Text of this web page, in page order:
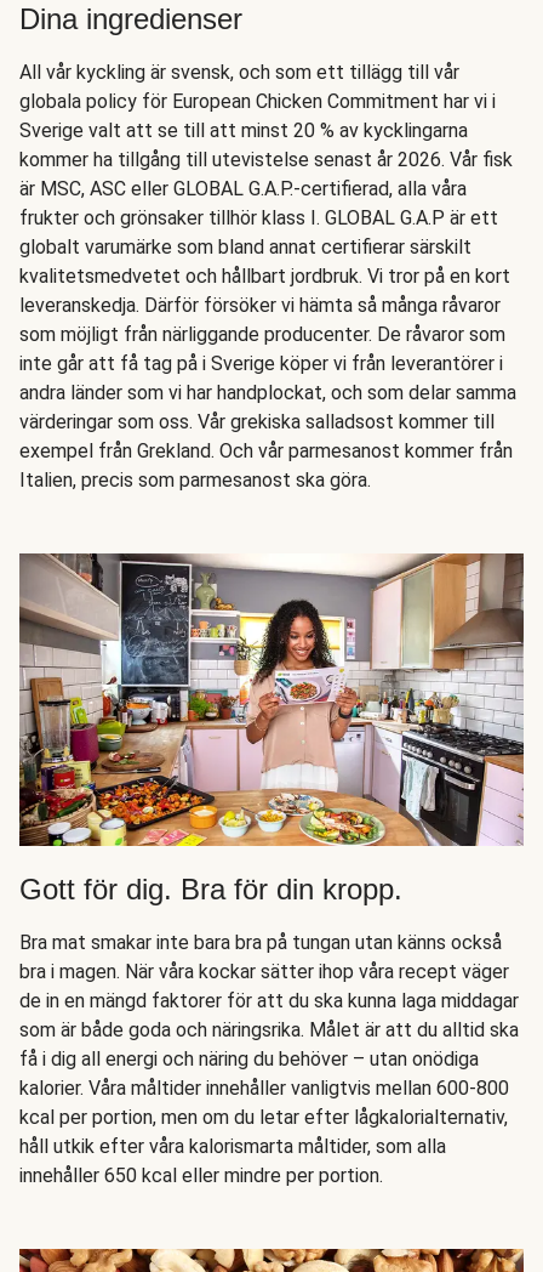
Dina ingredienser
All vår kyckling är svensk, och som ett tillägg till vår
globala policy för European Chicken Commitment har vi i
Sverige valt att se till att minst 20 % av kycklingarna
kommer ha tillgång till utevistelse senast år 2026. Vår fisk
är MSC, ASC eller GLOBAL G.A.P.-certifierad, alla våra
frukter och grönsaker tillhör klass I. GLOBAL G.A.P är ett
globalt varumärke som bland annat certifierar särskilt
kvalitetsmedvetet och hållbart jordbruk. Vi tror på en kort
leveranskedja. Därför försöker vi hämta så många råvaror
som möjligt från närliggande producenter. De råvaror som
inte går att få tag på i Sverige köper vi från leverantörer i
andra länder som vi har handplockat, och som delar samma
värderingar som oss. Vår grekiska salladsost kommer till
exempel från Grekland. Och vår parmesanost kommer från
Italien, precis som parmesanost ska göra.
Gott för dig. Bra för din kropp.
Bra mat smakar inte bara bra på tungan utan känns också
bra i magen. När våra kockar sätter ihop våra recept väger
de in en mängd faktorer för att du ska kunna laga middagar
som är både goda och näringsrika. Målet är att du alltid ska
få i dig all energi och näring du behöver – utan onödiga
kalorier. Våra måltider innehåller vanligtvis mellan 600-800
kcal per portion, men om du letar efter lågkalorialternativ,
håll utkik efter våra kalorismarta måltider, som alla
innehåller 650 kcal eller mindre per portion.